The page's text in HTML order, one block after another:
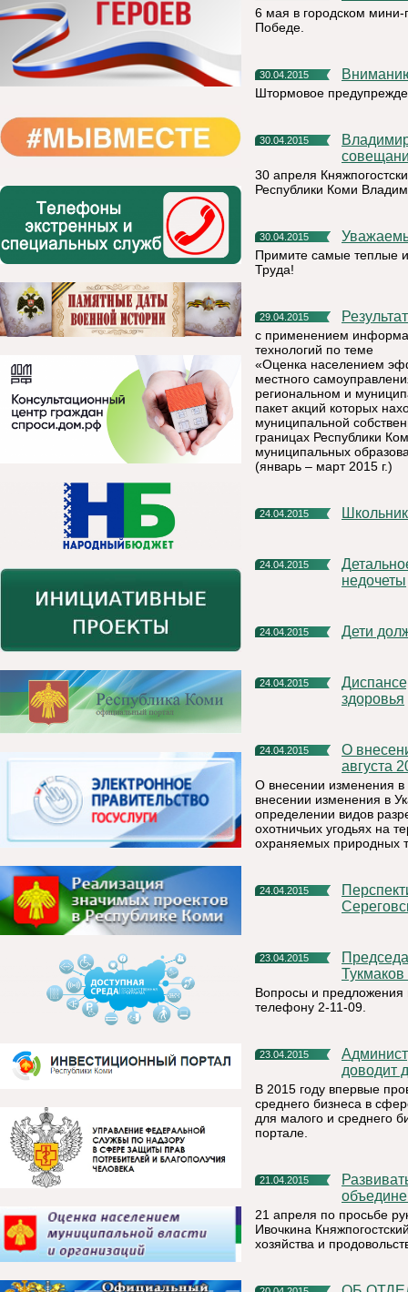
6 мая в городском
Победе.
30.04.2015
Штормовое
30.04.2015
Владимир Шарков открыл кабинет безопасности и провел
30 апреля
Республики Коми
30.04.2015
Примите самые теплые
Труда!
29.04.2015
с применением
технологий по теме
«Оценка населением
местного
региональном и
пакет акций которых
муниципальной
границах Республики
муниципальных
(январь – март 2015 г.)
24.04.2015
24.04.2015
Детальное обсуждение сценария праздника помогло выявить
недочеты
24.04.2015 Дети
24.04.2015
Диспансеризацию надо проходить всем, это контроль нашего
здоровья
24.04.2015
О внесении изменения в Указ Главы Республики Коми от 29
августа
О внесении изменения в
внесении изменения в
определении видов
охотничьих угодьях на
охраняемых природных
24.04.2015
Перспективы развития района с учетом ввода в строй
23.04.2015
Председатель Правительства Республики Коми Владимир
Тукмаков
Вопросы и предложения
телефону 2-11-09.
23.04.2015
Администрация муниципального района «Княжпогостский»
доводит
В 2015 году впервые
среднего бизнеса в
для малого и среднего
портале.
21.04.2015
Развивать сельское хозяйство надо сообща, путем
21 апреля по просьбе
Ивочкина
хозяйства и